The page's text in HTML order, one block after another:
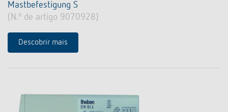
Mastbefestigung S
(N.º de artigo 9070928)
Descobrir mais